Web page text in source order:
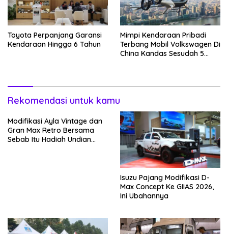
Toyota Perpanjang Garansi
Kendaraan Hingga 6 Tahun
Mimpi Kendaraan Pribadi
Terbang Mobil Volkswagen Di
China Kandas Sesudah 5
Rekomendasi untuk kamu
Modifikasi Ayla Vintage dan
Gran Max Retro Bersama
Sebab Itu Hadiah Undian
Isuzu Pajang Modifikasi D-
Max Concept Ke GIIAS 2026,
Ini Ubahannya